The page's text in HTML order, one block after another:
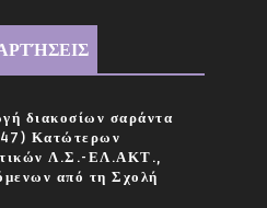
διακοσίων σαράντα
Κατώτερων
Λ.Σ.-ΕΛ.ΑΚΤ.,
από τη Σχολή